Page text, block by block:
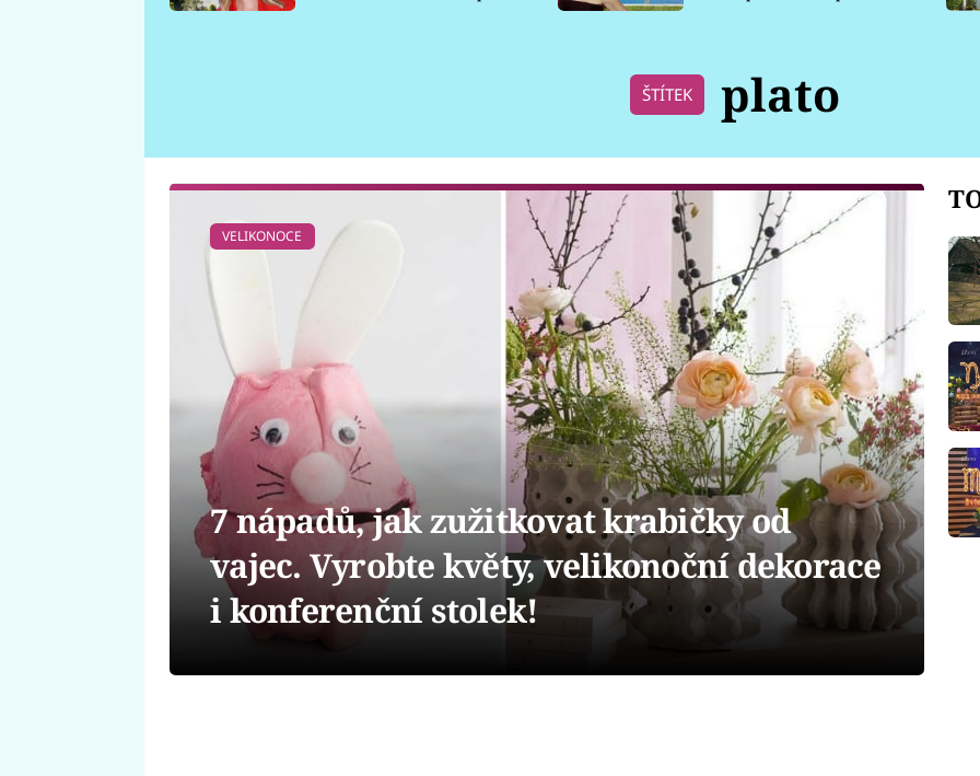
ŠTÍTEK plato
VELIKONOCE
7 nápadů, jak zužitkovat krabičky od
vajec. Vyrobte květy, velikonoční dekorace
i konferenční stolek!